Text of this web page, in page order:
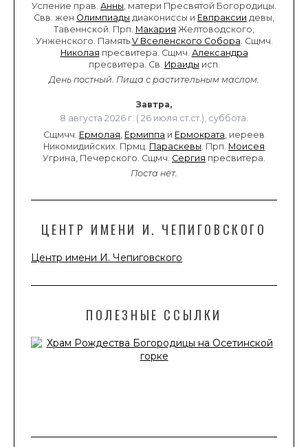
Успение прав. Анны, матери Пресвятой Богородицы.
Свв. жен Олимпиады диакониссы и Евпраксии девы,
Тавеннской. Прп. Макария Желтоводского,
Унженского. Память V Вселенского Собора. Сщмч.
Николая пресвитера. Сщмч. Александра
пресвитера. Св. Ираиды исп.
День постный. Пища с растительным маслом.
Завтра,
8 августа 2026 г. ( 26 июля ст.ст.), суббота.
Сщмчч. Ермолая, Ермиппа и Ермократа, иереев
Никомидийских. Прмц. Параскевы. Прп. Моисея
Угрина, Печерского. Сщмч. Сергия пресвитера.
Поста нет.
ЦЕНТР ИМЕНИ И. ЧЕПИГОВСКОГО
Центр имени И. Чепиговского
ПОЛЕЗНЫЕ ССЫЛКИ